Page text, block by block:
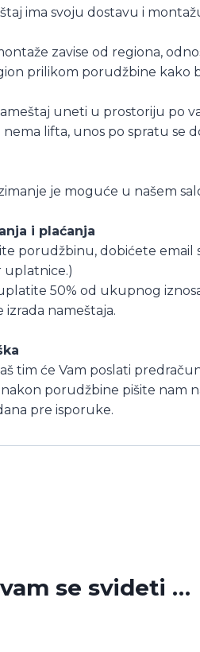
ima svoju dostavu i
zavise od regiona,
prilikom porudžbine kako
uneti u prostoriju po
lifta, unos po spratu se
je moguće u našem
i plaćanja
porudžbinu, dobićete email
uplatnice.)
50% od ukupnog
nameštaja.
tim će Vam poslati
porudžbine pišite nam
pre isporuke.
se svideti …